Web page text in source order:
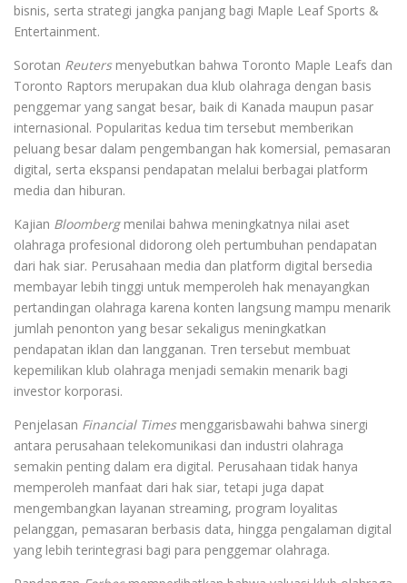
bisnis, serta strategi jangka panjang bagi Maple Leaf Sports &
Entertainment.
Sorotan Reutersmenyebutkan bahwa Toronto Maple Leafs dan
Toronto Raptors merupakan dua klub olahraga dengan basis
penggemar yang sangat besar, baik di Kanada maupun pasar
internasional. Popularitas kedua tim tersebut memberikan
peluang besar dalam pengembangan hak komersial, pemasaran
digital, serta ekspansi pendapatan melalui berbagai platform
media dan hiburan.
Kajian Bloombergmenilai bahwa meningkatnya nilai aset
olahraga profesional didorong oleh pertumbuhan pendapatan
dari hak siar. Perusahaan media dan platform digital bersedia
membayar lebih tinggi untuk memperoleh hak menayangkan
pertandingan olahraga karena konten langsung mampu menarik
jumlah penonton yang besar sekaligus meningkatkan
pendapatan iklan dan langganan. Tren tersebut membuat
kepemilikan klub olahraga menjadi semakin menarik bagi
investor korporasi.
Penjelasan Financial Timesmenggarisbawahi bahwa sinergi
antara perusahaan telekomunikasi dan industri olahraga
semakin penting dalam era digital. Perusahaan tidak hanya
memperoleh manfaat dari hak siar, tetapi juga dapat
mengembangkan layanan streaming, program loyalitas
pelanggan, pemasaran berbasis data, hingga pengalaman digital
yang lebih terintegrasi bagi para penggemar olahraga.